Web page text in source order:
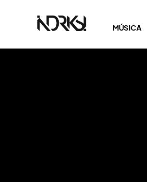
MÚSICA